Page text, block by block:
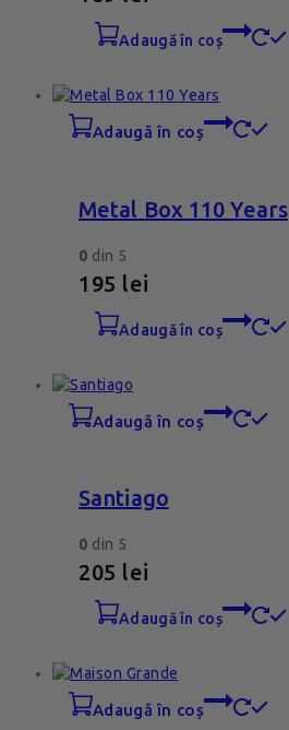
adaugă în coș
adaugă în coș
Metal Box 110 Years
0 din 5
195 lei
adaugă în coș
adaugă în coș
Santiago
0 din 5
205 lei
adaugă în coș
adaugă în coș